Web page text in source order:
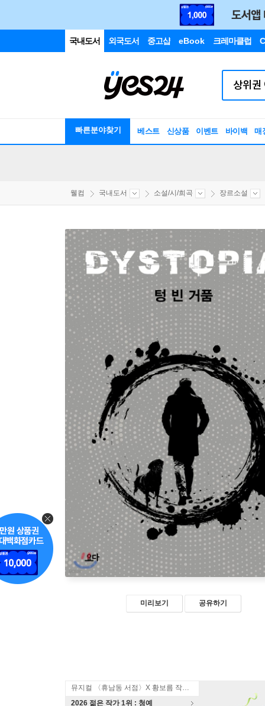
국내도서 외국도서 중고샵 eBook 크레마클럽
빠른분야찾기 베스트 신상품 이벤트 바이백 매
웰컴 국내도서 소설/시/희곡 장르소설
미리보기 공유하기
뮤지컬 〈휴남동 서점〉X 황보름 작가 북토크
2026 젊은 작가 1위 : 청예